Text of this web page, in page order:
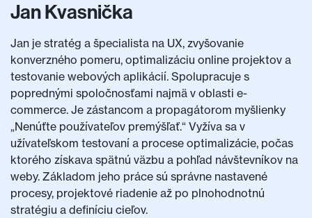
Jan Kvasnička
Jan je stratég a špecialista na UX, zvyšovanie
konverzného pomeru, optimalizáciu online projektov a
testovanie webových aplikácií. Spolupracuje s
poprednými spoločnosťami najmä v oblasti e-
commerce. Je zástancom a propagátorom myšlienky
„Nenúťte používateľov premýšľať.“ Vyžíva sa v
užívateľskom testovaní a procese optimalizácie, počas
ktorého získava spätnú väzbu a pohľad návštevníkov na
weby. Základom jeho práce sú správne nastavené
procesy, projektové riadenie až po plnohodnotnú
stratégiu a definíciu cieľov.